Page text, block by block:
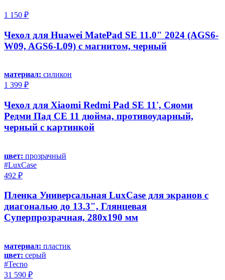
1 150 ₽
Чехол для Huawei MatePad SE 11.0" 2024 (AGS6-
W09, AGS6-L09) с магнитом, черный
материал: силикон
1 399 ₽
Чехол для Xiaomi Redmi Pad SE 11', Сяоми
Редми Пад СЕ 11 дюйма, противоударный,
черный с картинкой
цвет: прозрачный
#LuxCase
492 ₽
Пленка Универсальная LuxCase для экранов с
диагональю до 13.3", Глянцевая
Суперпрозрачная, 280x190 мм
материал: пластик
цвет: серый
#Tecno
31 590 ₽